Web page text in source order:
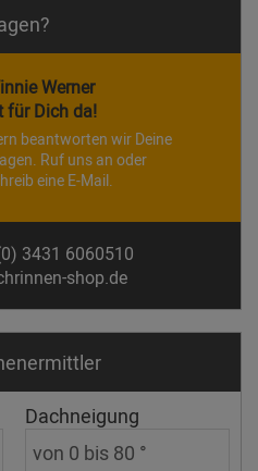
Werner
für Dich da!
beantworten wir Deine
Ruf uns an oder
eine E-Mail.
3431 6060510
shop.de
Dachneigung